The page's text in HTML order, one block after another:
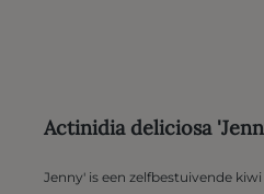
Actinidia deliciosa
Jenny' is een zelfbestuivende